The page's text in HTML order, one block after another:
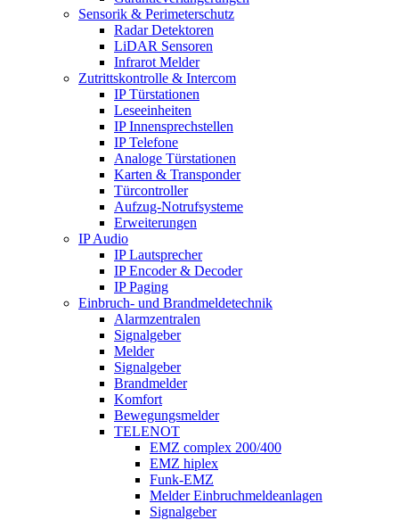
Sensorik & Perimeterschutz
Radar Detektoren
LiDAR Sensoren
Infrarot Melder
Zutrittskontrolle & Intercom
IP Türstationen
Leseeinheiten
IP Innensprechstellen
IP Telefone
Analoge Türstationen
Karten & Transponder
Türcontroller
Aufzug-Notrufsysteme
Erweiterungen
IP Audio
IP Lautsprecher
IP Encoder & Decoder
IP Paging
Einbruch- und Brandmeldetechnik
Alarmzentralen
Signalgeber
Melder
Signalgeber
Brandmelder
Komfort
Bewegungsmelder
TELENOT
EMZ complex 200/400
EMZ hiplex
Funk-EMZ
Melder Einbruchmeldeanlagen
Signalgeber